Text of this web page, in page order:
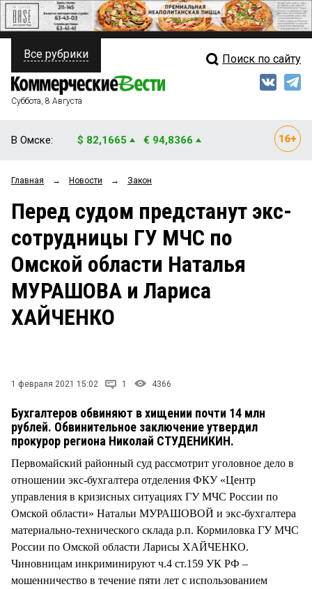
ПОЛИТИКА
ФИНАНСЫ
ОБЩЕСТВО
ЗАКОН
НОВОСТИ КОМПАНИЙ
ПРОИСШЕСТВИЯ
СТИЛЬ ЖИЗНИ
Свежий выпуск
Рейтинги
Блоги
Архив
Все рубрики Поиск по сайту
Суббота, 8 Августа
В Омске: $ 82,1665 € 94,8366
Главная → Новости → Закон
Перед судом предстанут экс-
сотрудницы ГУ МЧС по
Омской области Наталья
МУРАШОВА и Лариса
ХАЙЧЕНКО
1 февраля 2021 15:02 1 4366
Бухгалтеров обвиняют в хищении почти 14 млн
рублей. Обвинительное заключение утвердил
прокурор региона Николай СТУДЕНИКИН.
Первомайский районный суд рассмотрит уголовное дело в
отношении экс-бухгалтера отделения ФКУ «Центр
управления в кризисных ситуациях ГУ МЧС России по
Омской области» Натальи МУРАШОВОЙ и экс-бухгалтера
материально-технического склада р.п. Кормиловка ГУ МЧС
России по Омской области Ларисы ХАЙЧЕНКО.
Чиновницам инкриминируют ч.4 ст.159 УК РФ –
мошенничество в течение пяти лет с использованием